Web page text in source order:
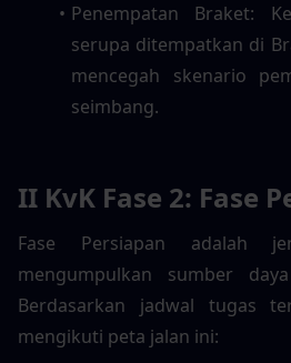
Penempatan Braket:
serupa ditempatkan di
mencegah skenario
seimbang.
II KvK Fase 2: Fase
Fase Persiapan adalah
mengumpulkan sumber
Berdasarkan jadwal tugas
mengikuti peta jalan ini: